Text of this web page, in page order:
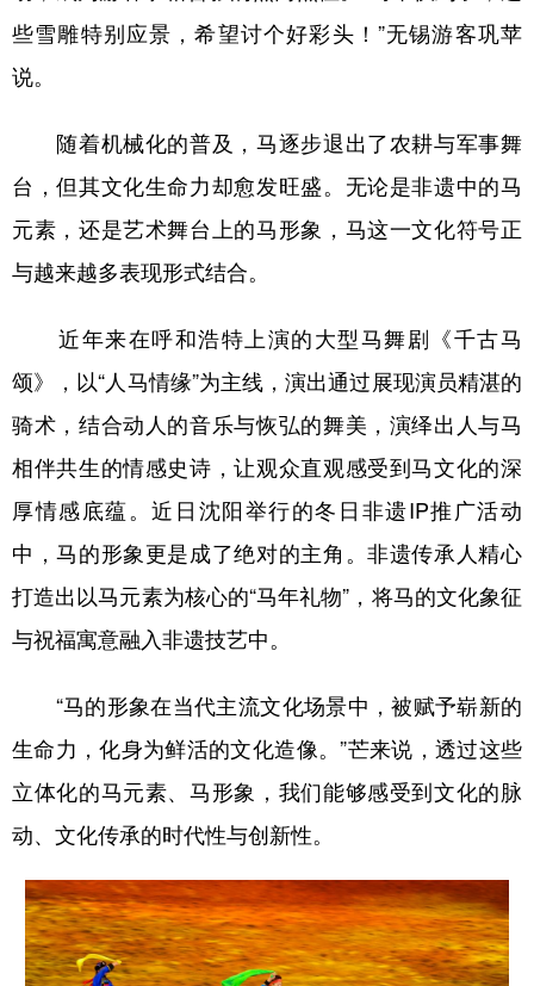
些雪雕特别应景，希望讨个好彩头！”无锡游客巩苹
说。
随着机械化的普及，马逐步退出了农耕与军事舞
台，但其文化生命力却愈发旺盛。无论是非遗中的马
元素，还是艺术舞台上的马形象，马这一文化符号正
与越来越多表现形式结合。
近年来在呼和浩特上演的大型马舞剧《千古马
颂》，以“人马情缘”为主线，演出通过展现演员精湛的
骑术，结合动人的音乐与恢弘的舞美，演绎出人与马
相伴共生的情感史诗，让观众直观感受到马文化的深
厚情感底蕴。近日沈阳举行的冬日非遗IP推广活动
中，马的形象更是成了绝对的主角。非遗传承人精心
打造出以马元素为核心的“马年礼物”，将马的文化象征
与祝福寓意融入非遗技艺中。
“马的形象在当代主流文化场景中，被赋予崭新的
生命力，化身为鲜活的文化造像。”芒来说，透过这些
立体化的马元素、马形象，我们能够感受到文化的脉
动、文化传承的时代性与创新性。